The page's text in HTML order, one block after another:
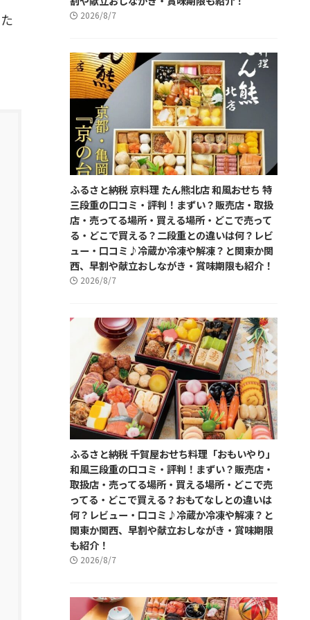
2026/8/7
ふるさと納税 京料理 たん熊北店 和風おせち 特
三段重の口コミ・評判！まずい？販売店・取扱
店・売ってる場所・買える場所・どこで売って
る・どこで買える？二段重との違いは何？レビ
ュー・口コミ♪冷蔵か冷凍や解凍？と関東か関
西、早割や献立おしながき・賞味期限も紹介！
2026/8/7
ふるさと納税 千賀屋おせち料理「おもいやり」
和風三段重の口コミ・評判！まずい？販売店・
取扱店・売ってる場所・買える場所・どこで売
ってる・どこで買える？おもてなしとの違いは
何？レビュー・口コミ♪冷蔵か冷凍や解凍？と
関東か関西、早割や献立おしながき・賞味期限
も紹介！
2026/8/7